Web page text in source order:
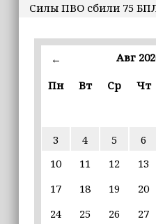
Силы ПВО сбили 75
iPhone может
9 августа в Грозном
фестиваль
Эксперт объяснил,
← Авг
Пн
Вт Ср Чт
3
4 5 6
10
11 12 13
17
18 19 20
24
25 26 27